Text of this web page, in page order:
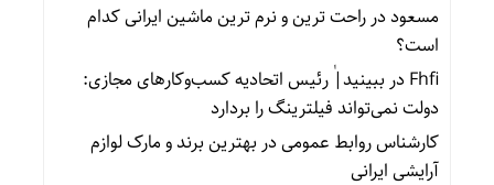
مسعوددرراحت ترین و نرم ترین ماشین ایرانی کدام
است؟
Fhfiدر ببینید| ٰرئیس اتحادیه کسب‌وکارهای مجازی:
دولت نمی‌تواند فیلترینگ را بردارد
کارشناس روابط عمومیدر بهترین برند و مارک لوازم
آرایشی ایرانی